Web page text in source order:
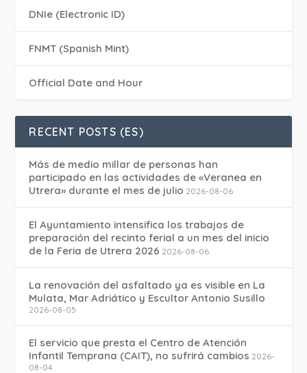
DNIe (Electronic ID)
FNMT (Spanish Mint)
Official Date and Hour
RECENT POSTS (ES)
Más de medio millar de personas han
participado en las actividades de «Veranea en
Utrera» durante el mes de julio 2026-08-06
El Ayuntamiento intensifica los trabajos de
preparación del recinto ferial a un mes del inicio
de la Feria de Utrera 2026 2026-08-06
La renovación del asfaltado ya es visible en La
Mulata, Mar Adriático y Escultor Antonio Susillo
2026-08-05
El servicio que presta el Centro de Atención
Infantil Temprana (CAIT), no sufrirá cambios 2026-
08-04